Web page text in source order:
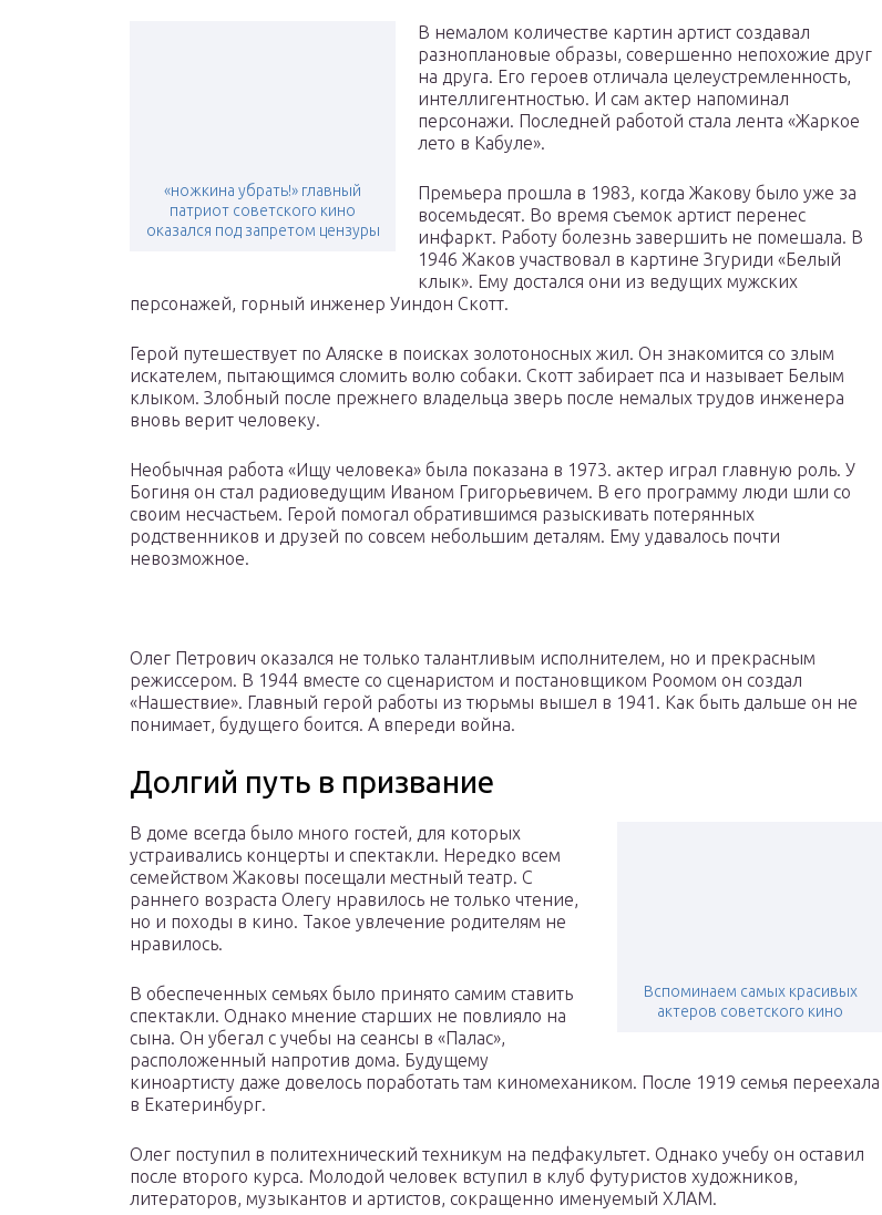
«ножкина убрать!» главный
патриот советского кино
оказался под запретом цензуры
В немалом количестве картин артист создавал
разноплановые образы, совершенно непохожие друг
на друга. Его героев отличала целеустремленность,
интеллигентностью. И сам актер напоминал
персонажи. Последней работой стала лента «Жаркое
лето в Кабуле».
Премьера прошла в 1983, когда Жакову было уже за
восемьдесят. Во время съемок артист перенес
инфаркт. Работу болезнь завершить не помешала. В
1946 Жаков участвовал в картине Згуриди «Белый
клык». Ему достался они из ведущих мужских
персонажей, горный инженер Уиндон Скотт.
Герой путешествует по Аляске в поисках золотоносных жил. Он знакомится со злым
искателем, пытающимся сломить волю собаки. Скотт забирает пса и называет Белым
клыком. Злобный после прежнего владельца зверь после немалых трудов инженера
вновь верит человеку.
Необычная работа «Ищу человека» была показана в 1973. актер играл главную роль. У
Богиня он стал радиоведущим Иваном Григорьевичем. В его программу люди шли со
своим несчастьем. Герой помогал обратившимся разыскивать потерянных
родственников и друзей по совсем небольшим деталям. Ему удавалось почти
невозможное.
Олег Петрович оказался не только талантливым исполнителем, но и прекрасным
режиссером. В 1944 вместе со сценаристом и постановщиком Роомом он создал
«Нашествие». Главный герой работы из тюрьмы вышел в 1941. Как быть дальше он не
понимает, будущего боится. А впереди война.
Долгий путь в призвание
Вспоминаем самых красивых
актеров советского кино
В доме всегда было много гостей, для которых
устраивались концерты и спектакли. Нередко всем
семейством Жаковы посещали местный театр. С
раннего возраста Олегу нравилось не только чтение,
но и походы в кино. Такое увлечение родителям не
нравилось.
В обеспеченных семьях было принято самим ставить
спектакли. Однако мнение старших не повлияло на
сына. Он убегал с учебы на сеансы в «Палас»,
расположенный напротив дома. Будущему
киноартисту даже довелось поработать там киномехаником. После 1919 семья переехала
в Екатеринбург.
Олег поступил в политехнический техникум на педфакультет. Однако учебу он оставил
после второго курса. Молодой человек вступил в клуб футуристов художников,
литераторов, музыкантов и артистов, сокращенно именуемый ХЛАМ.